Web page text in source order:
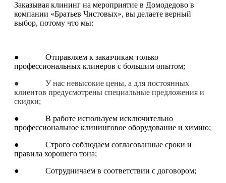
Заказывая клининг на мероприятие в Домодедово в
компании «Братьев Чистовых», вы делаете верный
выбор, потому что мы:
● Отправляем к заказчикам только
профессиональных клинеров с большим опытом;
● У нас невысокие цены, а для постоянных
клиентов предусмотрены специальные предложения и
скидки;
● В работе используем исключительно
профессиональное клининговое оборудование и химию;
● Строго соблюдаем согласованные сроки и
правила хорошего тона;
● Сотрудничаем в соответствии с договором;